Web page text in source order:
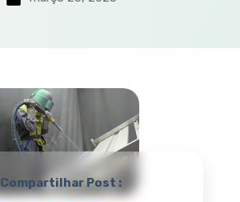
Compartilhar Post :